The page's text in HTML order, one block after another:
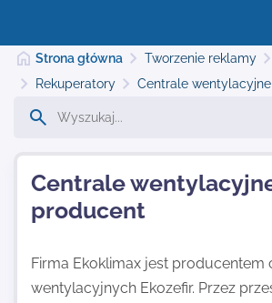
Dodaj stronę
Najnowsze
Strona główna Tworzenie reklamy
Rekuperatory
Centrale
Centrale
producent
Firma Ekoklimax jest producentem
wentylacyjnych Ekozefir. Przez